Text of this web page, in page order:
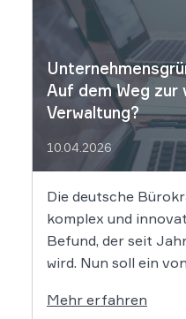
digitalen Vorurteile
vor massive
Allgemeinen
fortschreitende
Auf dem Weg
Verwaltung?
10.04.2026
Die deutsche
komplex und
Befund, der seit
wird. Nun soll ein
Reformprojekt
Mehr erfahren